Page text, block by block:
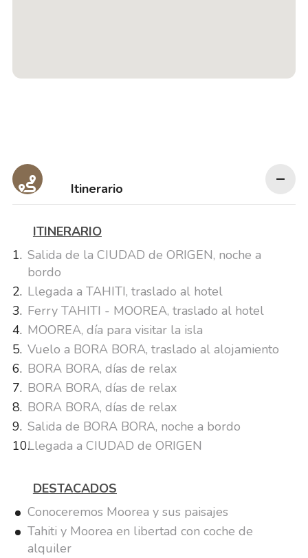
Itinerario
ITINERARIO
Salida de la CIUDAD de ORIGEN, noche a
bordo
Llegada a TAHITI, traslado al hotel
Ferry TAHITI - MOOREA, traslado al hotel
MOOREA, día para visitar la isla
Vuelo a BORA BORA, traslado al alojamiento
BORA BORA, días de relax
BORA BORA, días de relax
BORA BORA, días de relax
Salida de BORA BORA, noche a bordo
Llegada a CIUDAD de ORIGEN
DESTACADOS
Conoceremos Moorea y sus paisajes
Tahiti y Moorea en libertad con coche de
alquiler